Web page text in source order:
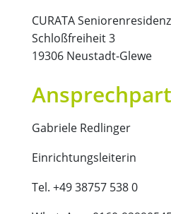
CURATA
Schloßfreiheit 3
19306 Neustadt-Glewe
Gabriele Redlinger
Einrichtungsleiterin
Tel. +49 38757 538 0